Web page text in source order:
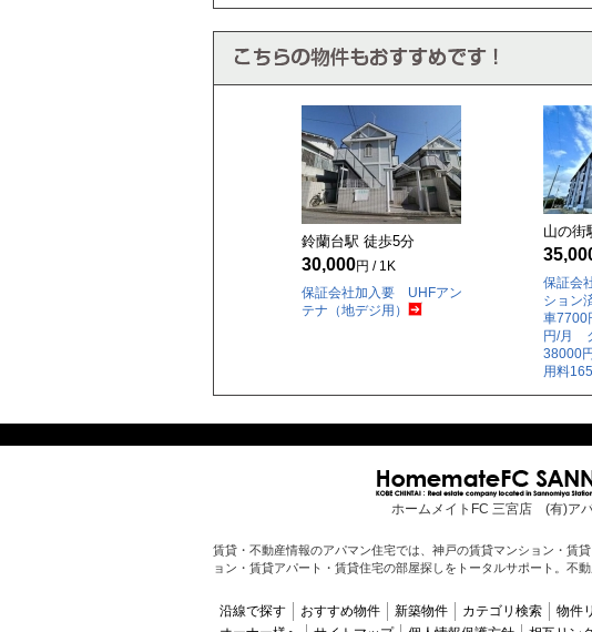
鈴蘭台駅 徒歩5分
30,000円 / 1K
保証会社加入要 UHFアン
テナ（地デジ用）
山の街
保証会
ション
車7700
円/月
38000
用料
ホームメイトFC 三宮店 (有)ア
賃貸・不動産情報のアパマン住宅では、神戸の賃貸マンション・賃
ョン・賃貸アパート・賃貸住宅の部屋探しをトータルサポート。不
沿線で探す おすすめ物件 新築物件 カテゴリ検索 物件